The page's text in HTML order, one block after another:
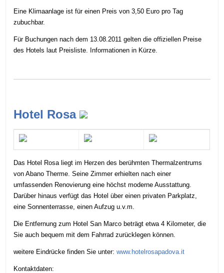
Eine Klimaanlage ist für einen Preis von 3,50 Euro pro Tag
zubuchbar.
Für Buchungen nach dem 13.08.2011 gelten die offiziellen Preise
des Hotels laut Preisliste. Informationen in Kürze.
Hotel Rosa
Das Hotel Rosa liegt im Herzen des berühmten Thermalzentrums
von Abano Therme. Seine Zimmer erhielten nach einer
umfassenden Renovierung eine höchst moderne Ausstattung.
Darüber hinaus verfügt das Hotel über einen privaten Parkplatz,
eine Sonnenterrasse, einen Aufzug u.v.m.
Die Entfernung zum Hotel San Marco beträgt etwa 4 Kilometer, die
Sie auch bequem mit dem Fahrrad zurücklegen können.
weitere Eindrücke finden Sie unter:www.hotelrosapadova.it
Kontaktdaten: